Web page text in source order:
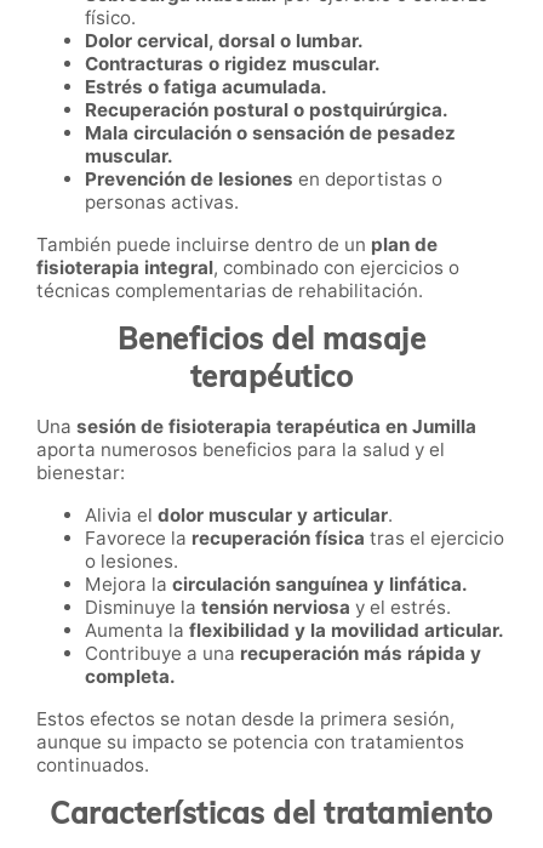
físico.
Dolor cervical, dorsal o lumbar.
Contracturas o rigidez muscular.
Estrés o fatiga acumulada.
Recuperación postural o postquirúrgica.
Mala circulación o sensación de pesadez
muscular.
Prevención de lesiones en deportistas o
personas activas.
También puede incluirse dentro de un plan de
fisioterapia integral, combinado con ejercicios o
técnicas complementarias de rehabilitación.
Beneficios del masaje
terapéutico
Una sesión de fisioterapia terapéutica en Jumilla
aporta numerosos beneficios para la salud y el
bienestar:
Alivia el dolor muscular y articular.
Favorece la recuperación física tras el ejercicio
o lesiones.
Mejora la circulación sanguínea y linfática.
Disminuye la tensión nerviosa y el estrés.
Aumenta la flexibilidad y la movilidad articular.
Contribuye a una recuperación más rápida y
completa.
Estos efectos se notan desde la primera sesión,
aunque su impacto se potencia con tratamientos
continuados.
Características del tratamiento